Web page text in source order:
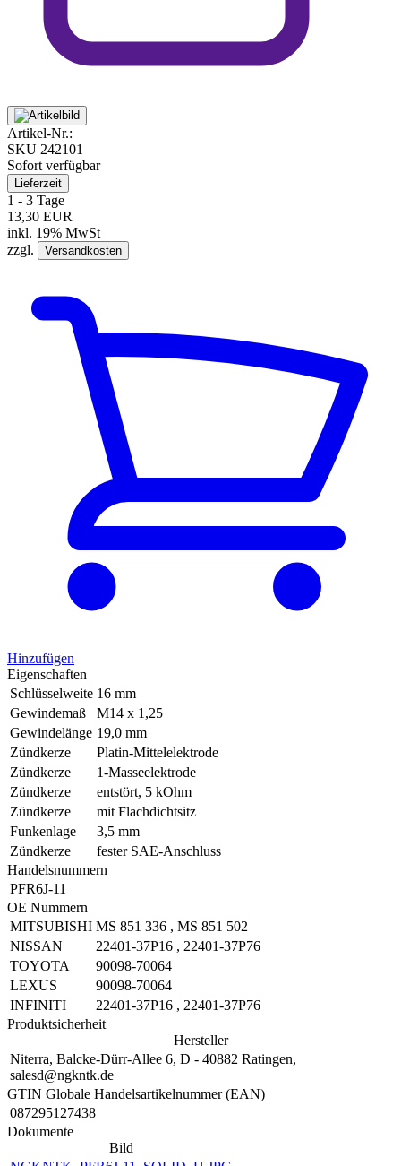
Artikel-Nr.:
SKU 242101
Sofort verfügbar
Lieferzeit
1 - 3 Tage
13,30 EUR
inkl. 19% MwSt
zzgl.
Versandkosten
Hinzufügen
Eigenschaften
Schlüsselweite 16 mm
Gewindemaß
M14 x 1,25
Gewindelänge 19,0 mm
Zündkerze
Platin-Mittelelektrode
Zündkerze
1-Masseelektrode
Zündkerze
entstört, 5 kOhm
Zündkerze
mit Flachdichtsitz
Funkenlage
3,5 mm
Zündkerze
fester SAE-Anschluss
Handelsnummern
PFR6J-11
OE Nummern
MITSUBISHI MS 851 336 , MS 851 502
NISSAN
22401-37P16 , 22401-37P76
TOYOTA
90098-70064
LEXUS
90098-70064
INFINITI
22401-37P16 , 22401-37P76
Produktsicherheit
Hersteller
Niterra, Balcke-Dürr-Allee 6, D - 40882 Ratingen,
salesd@ngkntk.de
GTIN Globale Handelsartikelnummer (EAN)
087295127438
Dokumente
Bild